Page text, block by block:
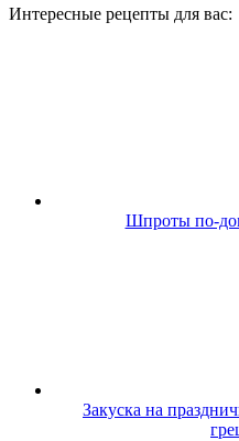
Интересные рецепты для вас:
Шпроты по-
Закуска на